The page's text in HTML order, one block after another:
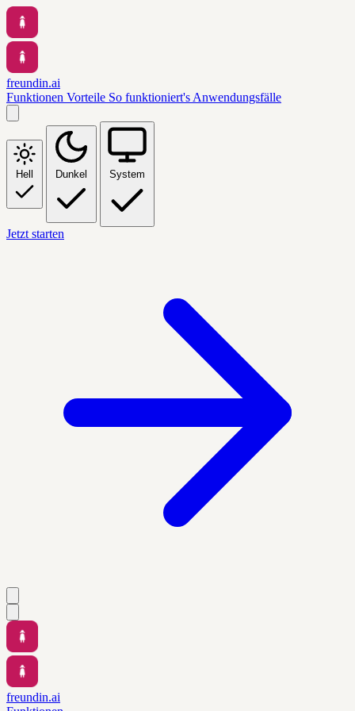
freundin.ai
Funktionen Vorteile So funktioniert's Anwendungsfälle
Hell Dunkel System
Jetzt starten
freundin.ai